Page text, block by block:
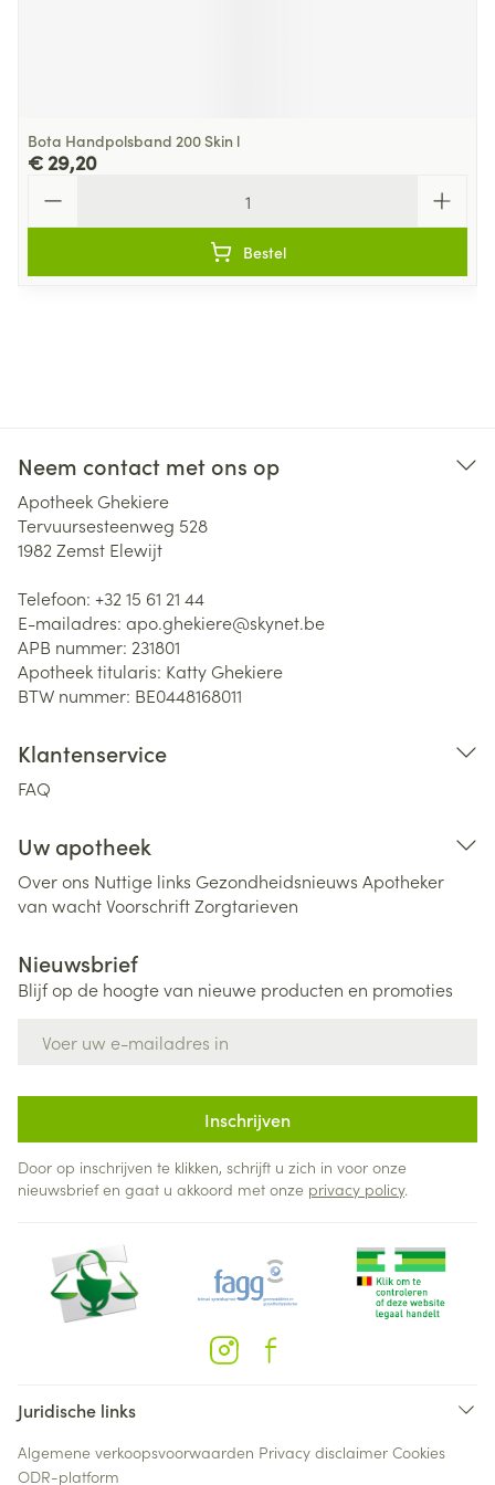
Bota Handpolsband 200 Skin l
€ 29,20
Bestel
Neem contact met ons op
Apotheek Ghekiere
Tervuursesteenweg 528
1982 Zemst Elewijt
Telefoon: +32 15 61 21 44
E-mailadres: apo.ghekiere@skynet.be
APB nummer: 231801
Apotheek titularis: Katty Ghekiere
BTW nummer: BE0448168011
Klantenservice
FAQ
Uw apotheek
Over ons Nuttige links Gezondheidsnieuws Apotheker
van wachtVoorschriftZorgtarieven
Nieuwsbrief
Blijf op de hoogte van nieuwe producten en promoties
Inschrijven
Door op inschrijven te klikken, schrijft u zich in voor onze
nieuwsbrief en gaat u akkoord met onze privacy policy.
Juridische links
Algemene verkoopsvoorwaarden Privacy disclaimer Cookies
ODR-platform